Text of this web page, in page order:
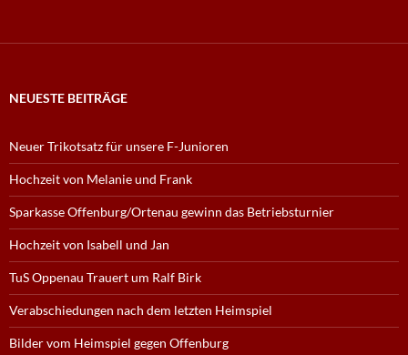
NEUESTE BEITRÄGE
Neuer Trikotsatz für unsere F-Junioren
Hochzeit von Melanie und Frank
Sparkasse Offenburg/Ortenau gewinn das Betriebsturnier
Hochzeit von Isabell und Jan
TuS Oppenau Trauert um Ralf Birk
Verabschiedungen nach dem letzten Heimspiel
Bilder vom Heimspiel gegen Offenburg